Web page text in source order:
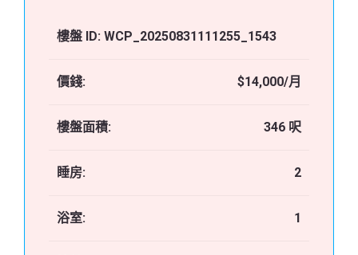
樓盤 ID: WCP_20250831111255_1543
價錢: $14,000/月
樓盤面積: 346 呎
睡房: 2
浴室: 1